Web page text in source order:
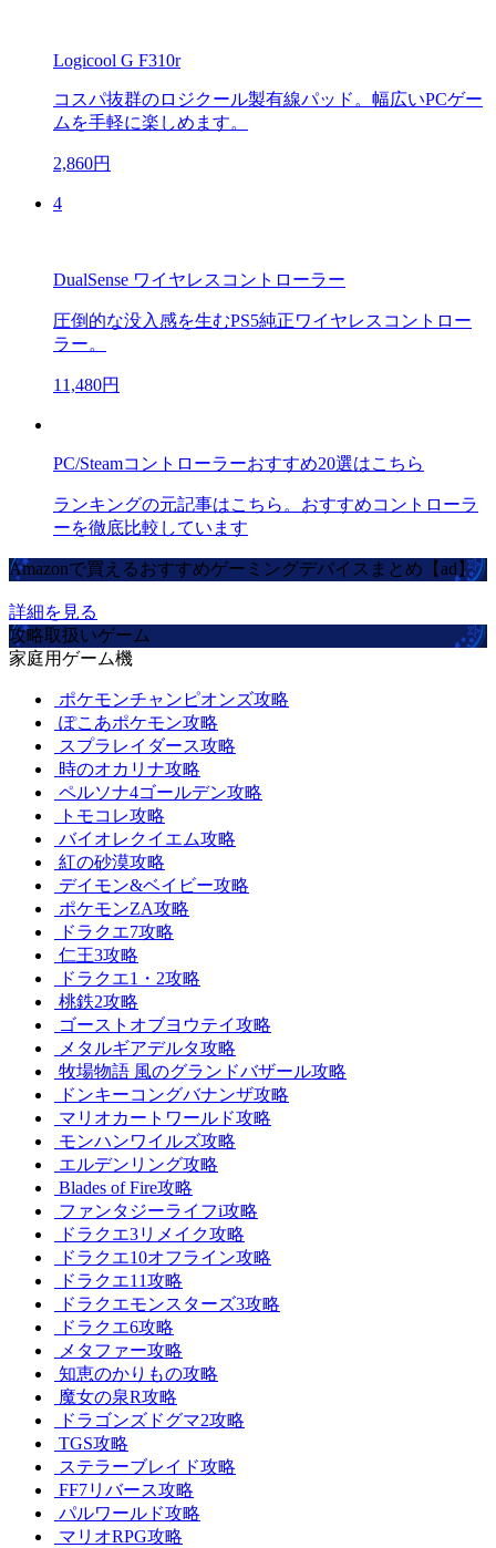
Logicool G F310r
コスパ抜群のロジクール製有線パッド。幅広いPCゲー
ムを手軽に楽しめます。
2,860円
4
DualSense ワイヤレスコントローラー
圧倒的な没入感を生むPS5純正ワイヤレスコントロー
ラー。
11,480円
PC/Steamコントローラーおすすめ20選はこちら
ランキングの元記事はこちら。おすすめコントローラ
ーを徹底比較しています
Amazonで買えるおすすめゲーミングデバイスまとめ【ad】
詳細を見る
攻略取扱いゲーム
家庭用ゲーム機
ポケモンチャンピオンズ攻略
ぽこあポケモン攻略
スプラレイダース攻略
時のオカリナ攻略
ペルソナ4ゴールデン攻略
トモコレ攻略
バイオレクイエム攻略
紅の砂漠攻略
デイモン&ベイビー攻略
ポケモンZA攻略
ドラクエ7攻略
仁王3攻略
ドラクエ1・2攻略
桃鉄2攻略
ゴーストオブヨウテイ攻略
メタルギアデルタ攻略
牧場物語 風のグランドバザール攻略
ドンキーコングバナンザ攻略
マリオカートワールド攻略
モンハンワイルズ攻略
エルデンリング攻略
Blades of Fire攻略
ファンタジーライフi攻略
ドラクエ3リメイク攻略
ドラクエ10オフライン攻略
ドラクエ11攻略
ドラクエモンスターズ3攻略
ドラクエ6攻略
メタファー攻略
知恵のかりもの攻略
魔女の泉R攻略
ドラゴンズドグマ2攻略
TGS攻略
ステラーブレイド攻略
FF7リバース攻略
パルワールド攻略
マリオRPG攻略